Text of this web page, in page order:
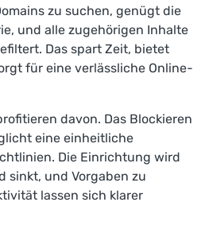
zu suchen, genügt die
und alle zugehörigen Inhalte
Das spart Zeit, bietet
für eine verlässliche Online-
davon. Das Blockieren
eine einheitliche
Die Einrichtung wird
sinkt, und Vorgaben zu
lassen sich klarer